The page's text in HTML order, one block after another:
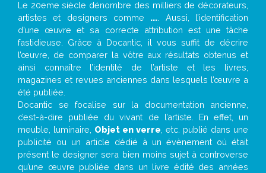
Le 20eme siècle dénombre des milliers de décorateurs,
artistes et designers comme ... . Aussi, l’identification
d’une œuvre et sa correcte attribution est une tâche
fastidieuse. Grâce à Docantic, il vous suffit de décrire
l’œuvre, de comparer la vôtre aux résultats obtenus et
ainsi connaître l’identité de l’artiste et les livres,
magazines et revues anciennes dans lesquels l’œuvre a
été publiée.
Docantic se focalise sur la documentation ancienne,
c’est-à-dire publiée du vivant de l’artiste. En effet, un
meuble, luminaire, Objet en verre , etc. publié dans une
publicité ou un article dédié à un évènement où était
présent le designer sera bien moins sujet à controverse
qu’une œuvre publiée dans un livre édité des années